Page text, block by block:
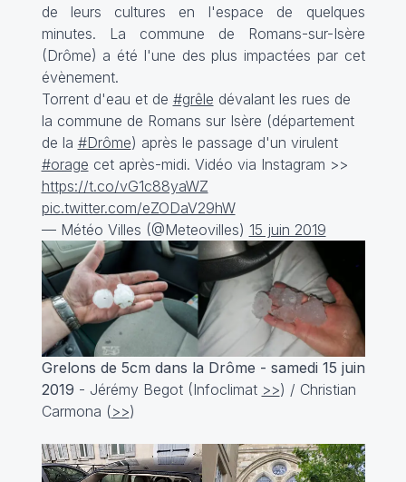
de leurs cultures en l'espace de quelques
minutes. La commune de Romans-sur-Isère
(Drôme) a été l'une des plus impactées par cet
évènement.
Torrent d'eau et de #grêle dévalant les rues de
la commune de Romans sur Isère (département
de la #Drôme) après le passage d'un virulent
#orage cet après-midi. Vidéo via Instagram >>
https://t.co/vG1c88yaWZ
pic.twitter.com/eZODaV29hW
— Météo Villes (@Meteovilles) 15 juin 2019
Grelons de 5cm dans la Drôme - samedi 15 juin
2019 - Jérémy Begot (Infoclimat >>) / Christian
Carmona (>>)